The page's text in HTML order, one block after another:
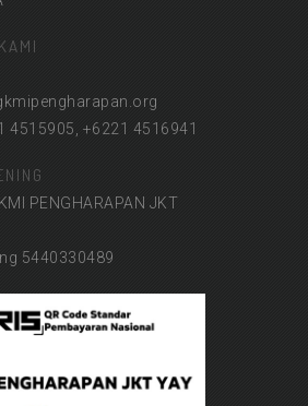
4515905, +6221 4516941
PENGHARAPAN JKT
5440330489